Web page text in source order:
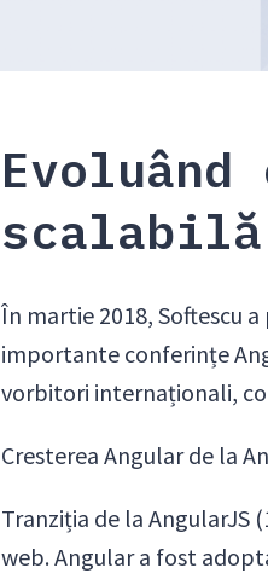
În martie 2018, Softescu
importante conferințe
vorbitori internaționali,
Cresterea Angular de la
Tranziția de la AngularJS
web. Angular a fost